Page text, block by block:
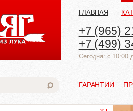
ГЛАВНАЯ
+7 (965)
+7 (499)
Cегодня: с 10:00
ГАРАНТИИ